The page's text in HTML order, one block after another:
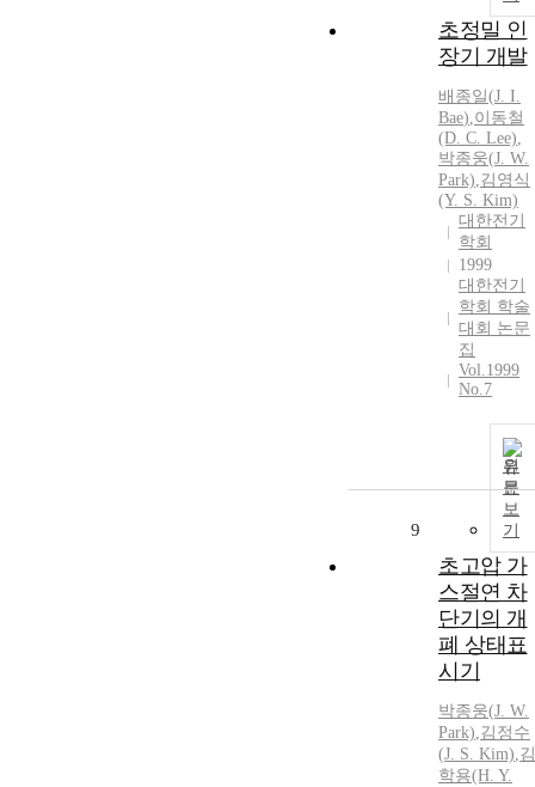
초정밀 인
장기 개발
배종일(J. I.
Bae),이동철
(D. C. Lee),
박종웅(J. W.
Park),김영식
(Y. S. Kim)
대한전기
학회
1999
대한전기
학회 학술
대회 논문
집
Vol.1999
No.7
원
문
보
기
9
초고압 가
스절연 차
단기의 개
폐 상태표
시기
박종웅(J. W.
Park),김정수
(J. S. Kim),김
학용(H. Y.